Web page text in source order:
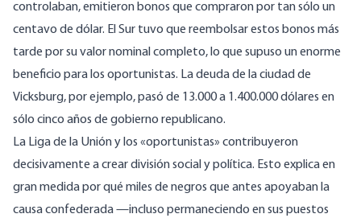
controlaban, emitieron bonos que compraron por tan sólo un
centavo de dólar. El Sur tuvo que reembolsar estos bonos más
tarde por su valor nominal completo, lo que supuso un enorme
beneficio para los oportunistas. La deuda de la ciudad de
Vicksburg, por ejemplo, pasó de 13.000 a 1.400.000 dólares en
sólo cinco años de gobierno republicano.
La Liga de la Unión y los «oportunistas» contribuyeron
decisivamente a crear división social y política. Esto explica en
gran medida por qué miles de negros que antes apoyaban la
causa confederada —incluso permaneciendo en sus puestos